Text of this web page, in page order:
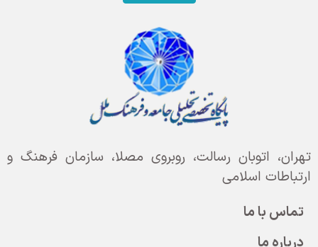
تهران، اتوبان رسالت، روبروی مصلا، سازمان فرهنگ و
ارتباطات اسلامی
تماس با ما